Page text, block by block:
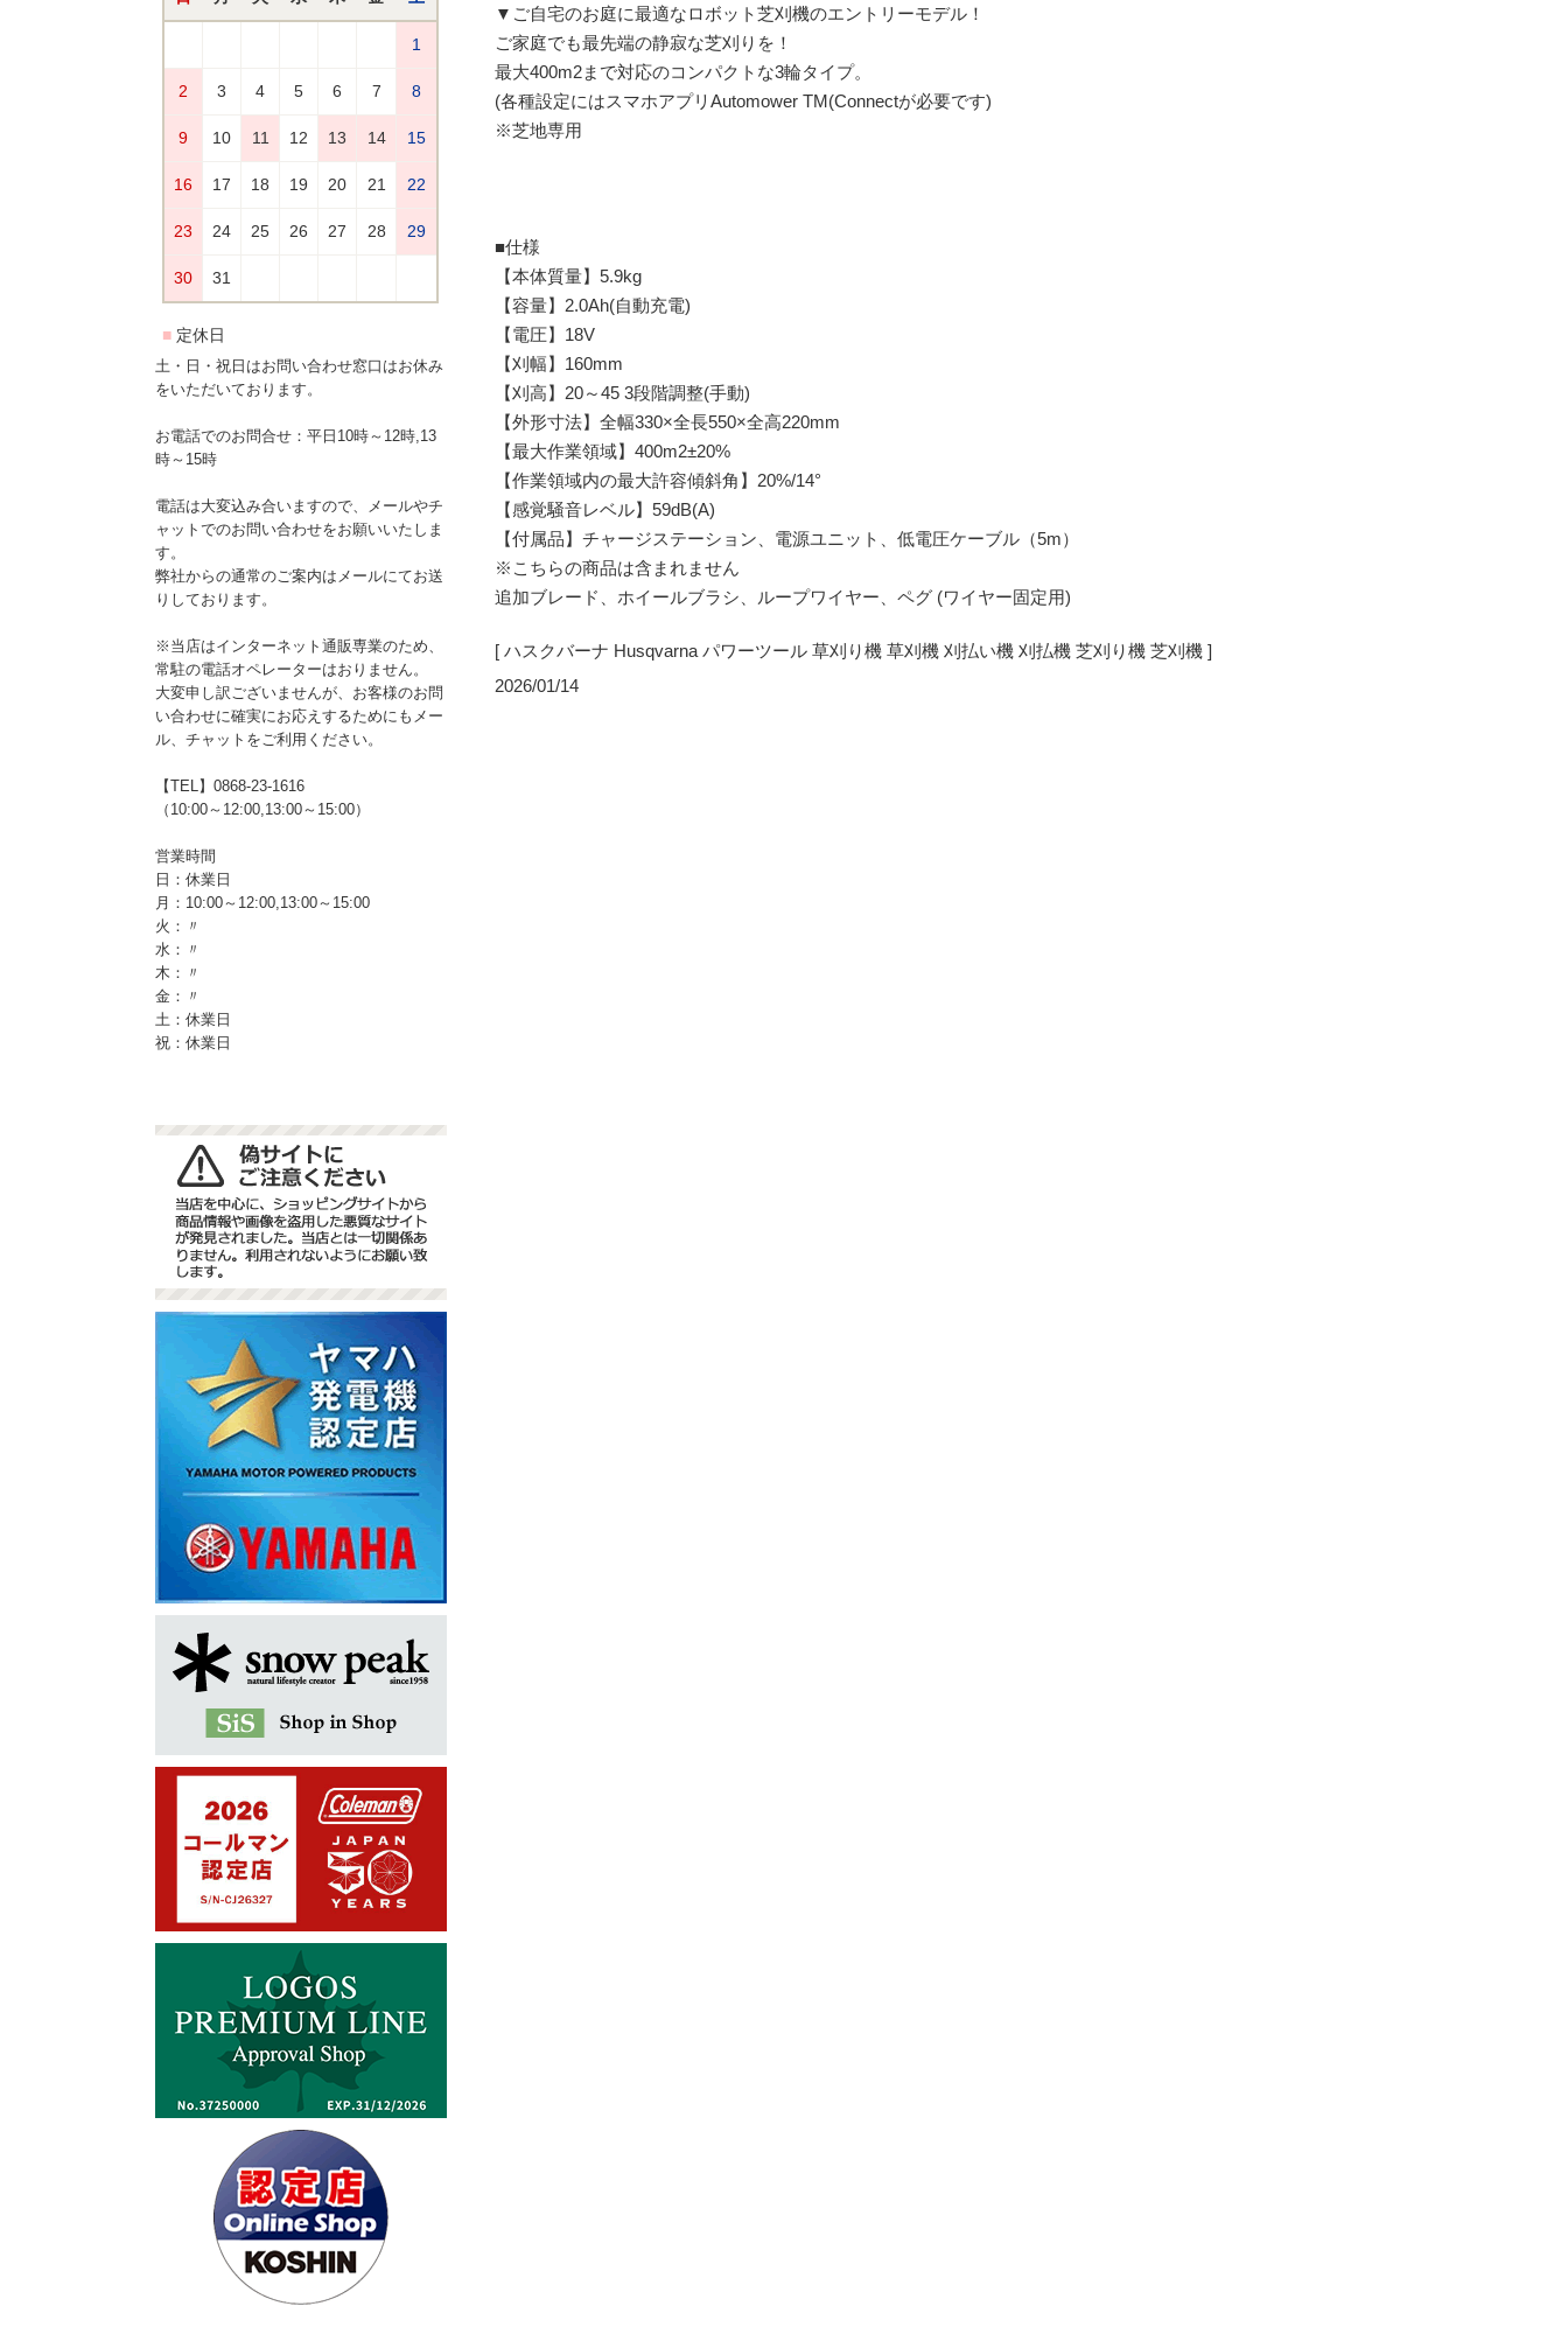
土・日・祝日はお問い合わせ窓口はお休み
をいただいております。
お電話でのお問合せ：平日10時～12時,13
時～15時
電話は大変込み合いますので、メールやチ
ャットでのお問い合わせをお願いいたしま
す。
弊社からの通常のご案内はメールにてお送
りしております。
※当店はインターネット通販専業のため、
常駐の電話オペレーターはおりません。
大変申し訳ございませんが、お客様のお問
い合わせに確実にお応えするためにもメー
ル、チャットをご利用ください。
【TEL】0868-23-1616
（10:00～12:00,13:00～15:00）
営業時間
日：休業日
月：10:00～12:00,13:00～15:00
火：〃
水：〃
木：〃
金：〃
土：休業日
祝：休業日
▼ご自宅のお庭に最適なロボット芝刈機のエントリーモデル！
ご家庭でも最先端の静寂な芝刈りを！
最大400m2まで対応のコンパクトな3輪タイプ。
(各種設定にはスマホアプリAutomower TM(Connectが必要です)
※芝地専用
■仕様
【本体質量】5.9kg
【容量】2.0Ah(自動充電)
【電圧】18V
【刈幅】160mm
【刈高】20～45 3段階調整(手動)
【外形寸法】全幅330×全長550×全高220mm
【最大作業領域】400m2±20%
【作業領域内の最大許容傾斜角】20%/14°
【感覚騒音レベル】59dB(A)
【付属品】チャージステーション、電源ユニット、低電圧ケーブル（5m）
※こちらの商品は含まれません
追加ブレード、ホイールブラシ、ループワイヤー、ペグ (ワイヤー固定用)
[ ハスクバーナ Husqvarna パワーツール 草刈り機 草刈機 刈払い機 刈払機 芝刈り機 芝刈機 ]
2026/01/14